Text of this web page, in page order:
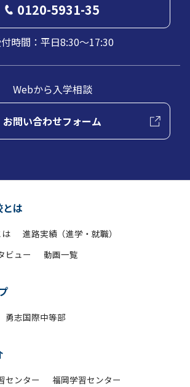
0120-5931-35
時間：平日8:30～17:30
Webから入学相談
お問い合わせフォーム
は
進路実績（進学・就職）
ビュー 動画一覧
勇志国際中等部
センター
福岡学習センター